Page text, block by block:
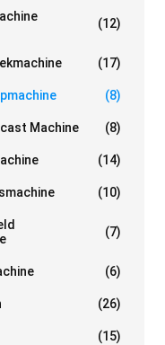
(12)
(17)
(8)
Machine (8)
(14)
(10)
(7)
(6)
(26)
(15)